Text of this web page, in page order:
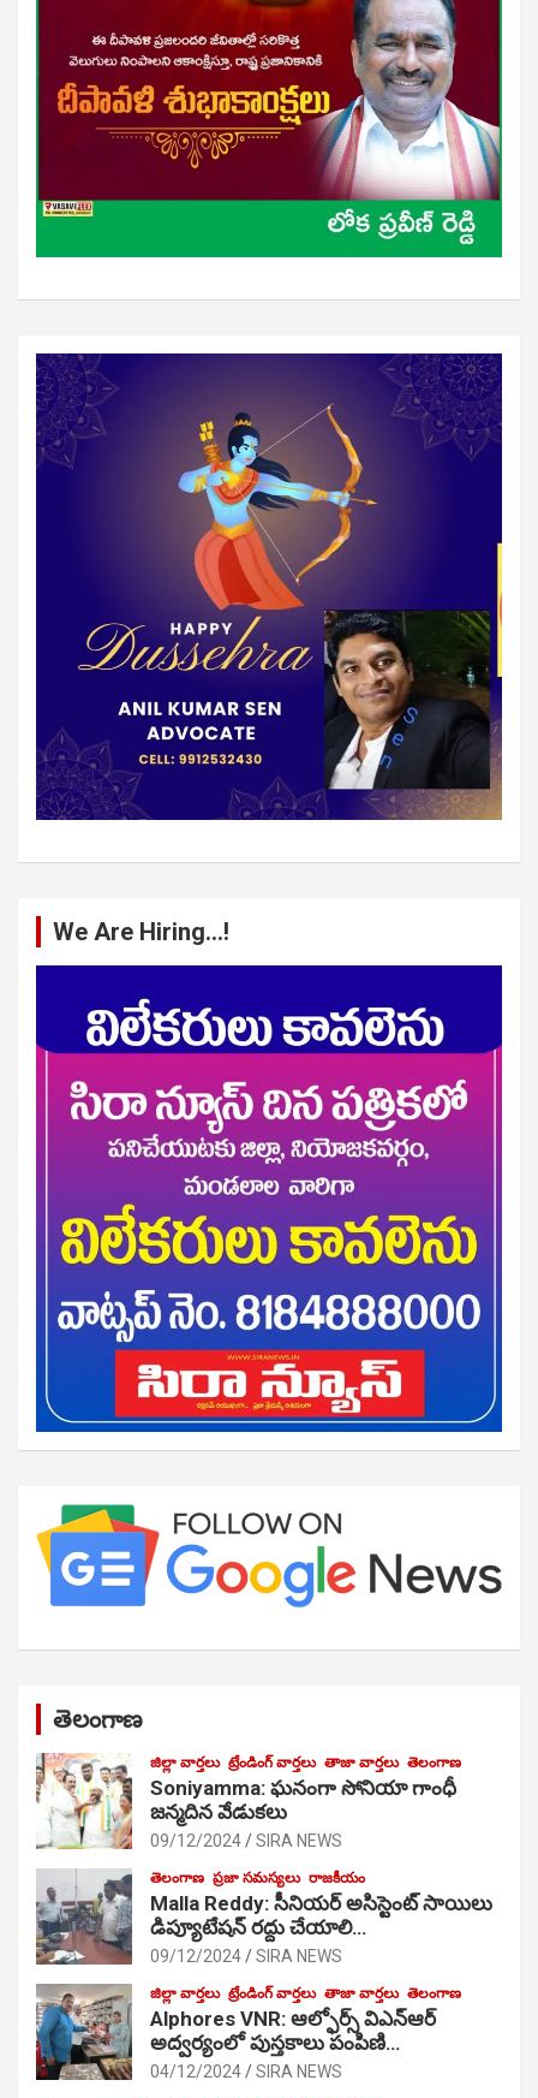
We Are Hiring…!
తెలంగాణ
జిల్లా వార్తలు ట్రేండింగ్ వార్తలు తాజా వార్తలు తెలంగాణ
Soniyamma: ఘ‌నంగా సోనియా గాంధీ
జ‌న్మ‌దిన వేడుక‌లు
09/12/2024 SIRA NEWS
తెలంగాణ ప్రజా సమస్యలు రాజకీయం
Malla Reddy: సీనియర్ అసిస్టెంట్ సాయిలు
డిప్యూటేషన్ రద్దు చేయాలి…
09/12/2024 SIRA NEWS
జిల్లా వార్తలు ట్రేండింగ్ వార్తలు తాజా వార్తలు తెలంగాణ
Alphores VNR: ఆల్ఫోర్స్ విఎన్ఆర్
అద్వర్యంలో పుస్తకాలు పంపిణి…
04/12/2024 SIRA NEWS